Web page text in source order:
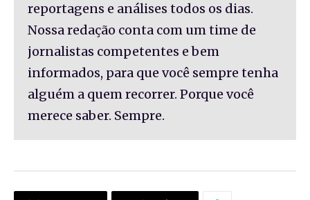
reportagens e análises todos os dias.
Nossa redação conta com um time de
jornalistas competentes e bem
informados, para que você sempre tenha
alguém a quem recorrer. Porque você
merece saber. Sempre.